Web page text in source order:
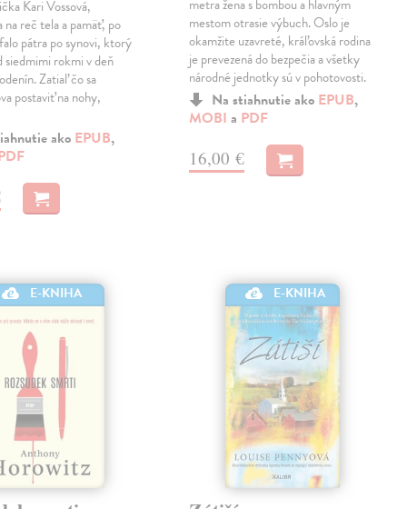
Kari Vossová,
na reč tela a pamäť, po
pátra po synovi, ktorý
siedmimi rokmi v deň
Zatiaľ čo sa
postaviť na nohy,
ako EPUB,
metra žena s bombou a hlavným
mestom otrasie výbuch. Oslo je
okamžite uzavreté, kráľovská rodina
je prevezená do bezpečia a všetky
národné jednotky sú v pohotovosti.
Na stiahnutie ako EPUB,
MOBI a PDF
16,00 €
E-KNIHA E-KNIHA